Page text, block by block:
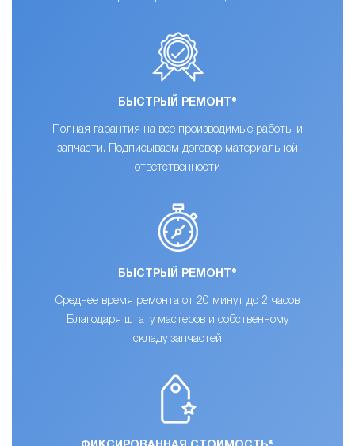
БЫСТРЫЙ РЕМОНТ®
Полная гарантия на все производимые работы и
запчасти. Подписываем договор материальной
ответственности
БЫСТРЫЙ РЕМОНТ®
Среднее время ремонта от 20 минут до 2 часов
Благодаря штату мастеров и собственному
складу запчастей